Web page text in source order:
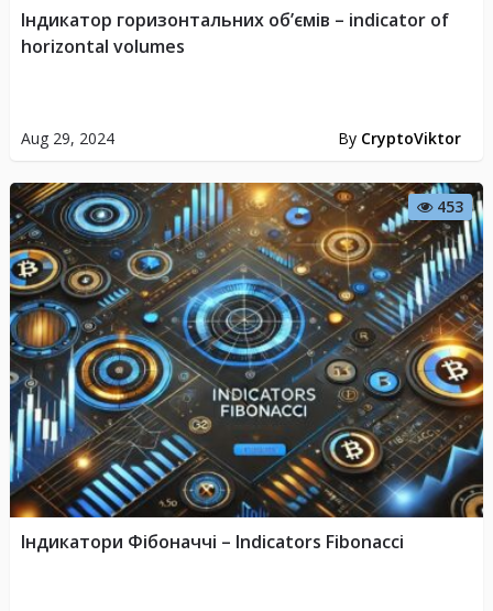
Aug 29, 2024 By CryptoViktor
Індикатор горизонтальних об’ємів – indicator of
horizontal volumes
453
Індикатори Фібоначчі – Indicators Fibonacci